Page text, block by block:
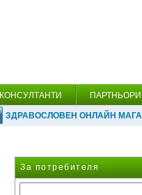
КОНСУЛТАНТИ ПАРТНЬОРИ
ЗДРАВОСЛОВЕН ОНЛАЙН
За потребителя